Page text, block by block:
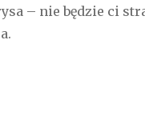
– nie będzie ci